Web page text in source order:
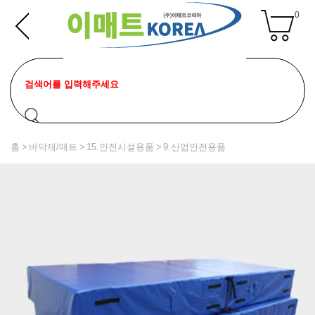
0
홈 바닥재/매트 15.안전시설용품 9.산업안전용품